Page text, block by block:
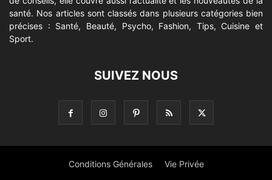
santé. Nos articles sont classés dans plusieurs catégories bien
précises : Santé, Beauté, Psycho, Fashion, Tips, Cuisine et
Sport.
SUIVEZ NOUS
Conditions Générales Vie Privée